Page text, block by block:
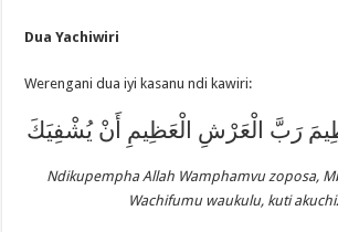
Dua Yachiwiri
Werengani dua iyi kasanu ndi kawiri:
رَبَّ الْعَرْشِ الْعَظِيمِ أَنْ يُشْفِيَكَ
Ndikupempha Allah Wamphamvu zoposa,
Wachifumu waukulu, kuti